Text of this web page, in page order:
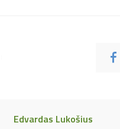
Edvardas Lukošius